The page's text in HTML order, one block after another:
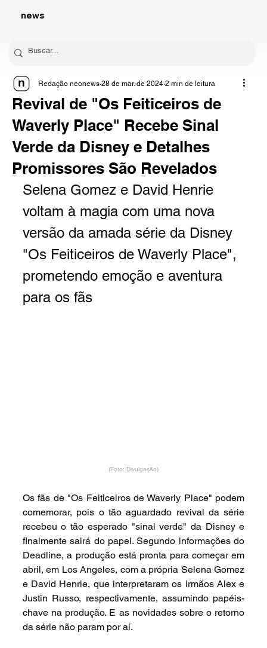
news
Revival de "Os Feiticeiros de
Waverly Place" Recebe Sinal
Verde da Disney e Detalhes
Promissores São Revelados
Redação neonews 28 de mar. de 2024 2 min de leitura
Selena Gomez e David Henrie
voltam à magia com uma nova
versão da amada série da Disney
"Os Feiticeiros de Waverly Place",
prometendo emoção e aventura
para os fãs
(Foto: Divulgação)
Os fãs de "Os Feiticeiros de Waverly Place" podem
comemorar, pois o tão aguardado revival da série
recebeu o tão esperado "sinal verde" da Disney e
finalmente sairá do papel. Segundo informações do
Deadline, a produção está pronta para começar em
abril, em Los Angeles, com a própria Selena Gomez
e David Henrie, que interpretaram os irmãos Alex e
Justin Russo, respectivamente, assumindo papéis-
chave na produção. E as novidades sobre o retorno
da série não param por aí.